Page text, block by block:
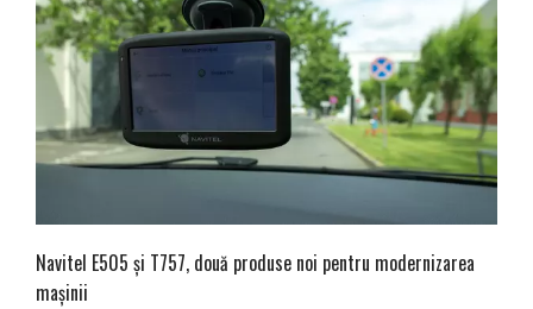
Navitel E505 și T757, două produse noi pentru modernizarea
mașinii